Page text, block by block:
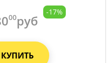
00руб
-17%
КУПИТЬ